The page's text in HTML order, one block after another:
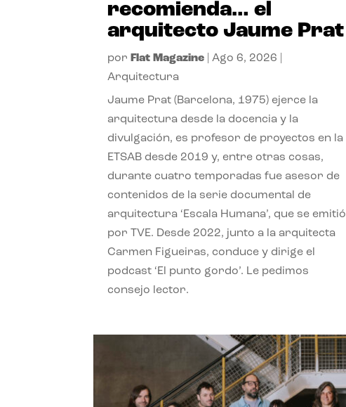
recomienda… el
arquitecto Jaume Prat
por Flat Magazine |Ago 6, 2026
Arquitectura
Jaume Prat (Barcelona, 1975) ejerce la
arquitectura desde la docencia y la
divulgación, es profesor de proyectos en la
ETSAB desde 2019 y, entre otras cosas,
durante cuatro temporadas fue asesor de
contenidos de la serie documental de
arquitectura ‘Escala Humana’, que se emitió
por TVE. Desde 2022, junto a la arquitecta
Carmen Figueiras, conduce y dirige el
podcast ‘El punto gordo’. Le pedimos
consejo lector.